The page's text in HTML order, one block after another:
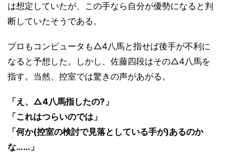
は想定していたが、この手なら自分が優勢になると判
断していたそうである。
プロもコンピュータも△4八馬と指せば後手が不利に
なると予想した。しかし、佐藤四段はその△4八馬を
指す。当然、控室では驚きの声があがる。
「え、△4八馬指したの?」
「これはつらいのでは」
「何か(控室の検討で見落としている手が)あるのか
な……」